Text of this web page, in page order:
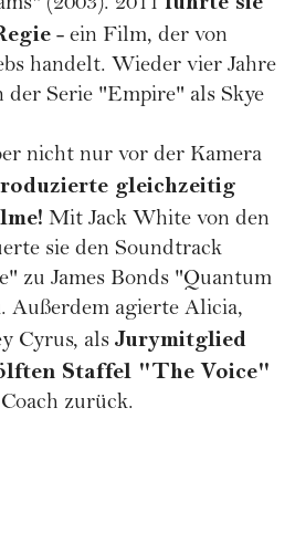
(2003). 2011
- ein Film, der von
handelt. Wieder vier Jahre
der Serie "Empire" als Skye
nicht nur vor der Kamera
gleichzeitig
Mit Jack White von den
sie den Soundtrack
zu James Bonds "Quantum
Außerdem agierte Alicia,
Cyrus, als Jurymitglied
Staffel "The Voice"
zurück.